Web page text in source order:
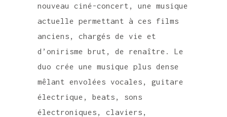
nouveau ciné-concert, une musique
actuelle permettant à ces films
anciens, chargés de vie et
d’onirisme brut, de renaître. Le
duo crée une musique plus dense
mêlant envolées vocales, guitare
électrique, beats, sons
électroniques, claviers,